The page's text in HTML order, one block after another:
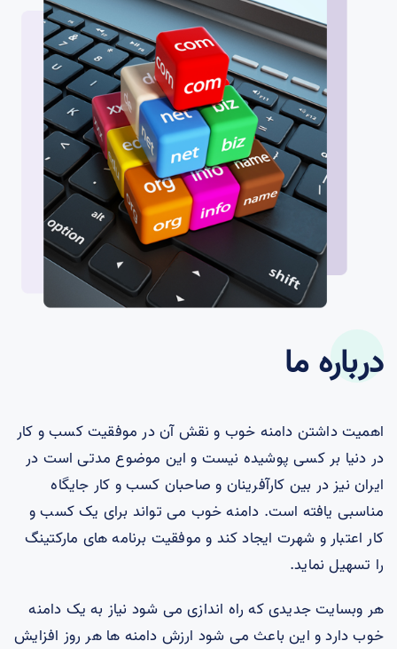
درباره ما
اهمیت داشتن دامنه خوب و نقش آن در موفقیت کسب و کار
در دنیا بر کسی پوشیده نیست و این موضوع مدتی است در
ایران نیز در بین کارآفرینان و صاحبان کسب و کار جایگاه
مناسبی یافته است. دامنه خوب می تواند برای یک کسب و
کار اعتبار و شهرت ایجاد کند و موفقیت برنامه های مارکتینگ
را تسهیل نماید.
هر وبسایت جدیدی که راه اندازی می شود نیاز به یک دامنه
خوب دارد و این باعث می شود ارزش دامنه ها هر روز افزایش